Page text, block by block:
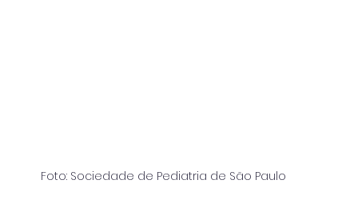
Foto: Sociedade de Pediatria de São Paulo